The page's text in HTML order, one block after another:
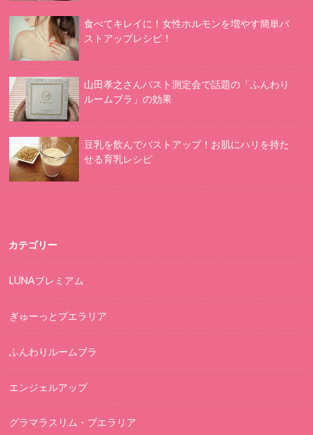
食べてキレイに！女性ホルモンを増やす簡単バ
ストアップレシピ！
山田孝之さんバスト測定会で話題の「ふんわり
ルームブラ」の効果
豆乳を飲んでバストアップ！お肌にハリを持た
せる育乳レシピ
カテゴリー
LUNAプレミアム
ぎゅーっとプエラリア
ふんわりルームブラ
エンジェルアップ
グラマラスリム・プエラリア